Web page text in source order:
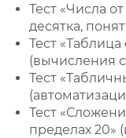
Тест «Числа
десятка,
Тест
(вычисления
Тест
Тест
пределах 20»